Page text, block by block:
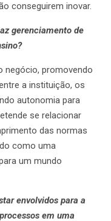
conseguirem inovar.
gerenciamento de
negócio, promovendo
a instituição, os
autonomia para
se relacionar
das normas
como uma
um mundo
envolvidos para a
em uma